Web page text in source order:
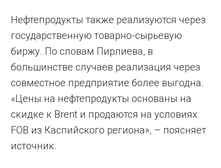
Нефтепродукты также реализуются через
государственную товарно-сырьевую
биржу. По словам Пирлиева, в
большинстве случаев реализация через
совместное предприятие более выгодна.
«Цены на нефтепродукты основаны на
скидке к Brent и продаются на условиях
FOB из Каспийского региона», – поясняет
источник.